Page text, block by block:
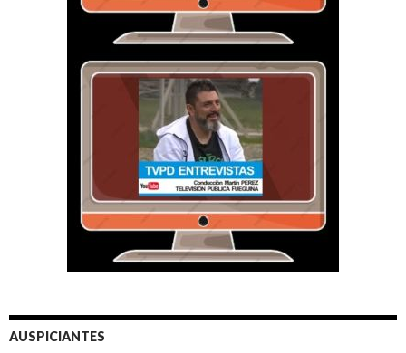
AUSPICIANTES